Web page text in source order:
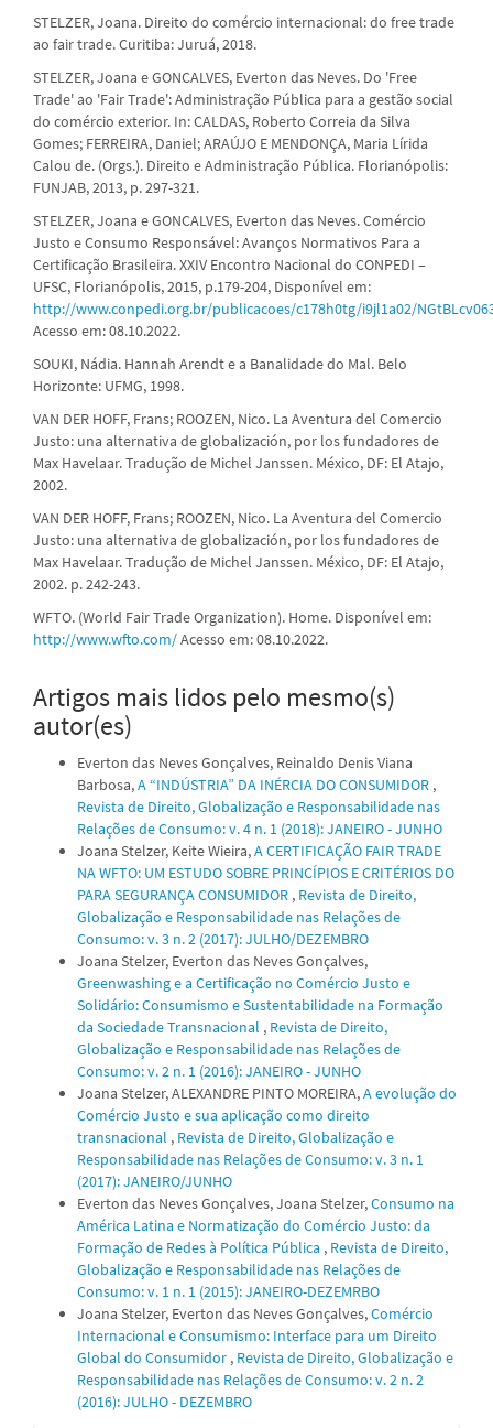
STELZER, Joana. Direito do comércio internacional: do free trade
ao fair trade. Curitiba: Juruá, 2018.
STELZER, Joana e GONCALVES, Everton das Neves. Do 'Free
Trade' ao 'Fair Trade': Administração Pública para a gestão social
do comércio exterior. In: CALDAS, Roberto Correia da Silva
Gomes; FERREIRA, Daniel; ARAÚJO E MENDONÇA, Maria Lírida
Calou de. (Orgs.). Direito e Administração Pública. Florianópolis:
FUNJAB, 2013, p. 297-321.
STELZER, Joana e GONCALVES, Everton das Neves. Comércio
Justo e Consumo Responsável: Avanços Normativos Para a
Certificação Brasileira. XXIV Encontro Nacional do CONPEDI –
UFSC, Florianópolis, 2015, p.179-204, Disponível em:
http://www.conpedi.org.br/publicacoes/c178h0tg/i9jl1a02/
Acesso em: 08.10.2022.
SOUKI, Nádia. Hannah Arendt e a Banalidade do Mal. Belo
Horizonte: UFMG, 1998.
VAN DER HOFF, Frans; ROOZEN, Nico. La Aventura del Comercio
Justo: una alternativa de globalización, por los fundadores de
Max Havelaar. Tradução de Michel Janssen. México, DF: El Atajo,
2002.
VAN DER HOFF, Frans; ROOZEN, Nico. La Aventura del Comercio
Justo: una alternativa de globalización, por los fundadores de
Max Havelaar. Tradução de Michel Janssen. México, DF: El Atajo,
2002. p. 242-243.
WFTO. (World Fair Trade Organization). Home. Disponível em:
http://www.wfto.com/Acesso em: 08.10.2022.
Artigos mais lidos pelo mesmo(s)
autor(es)
Everton das Neves Gonçalves, Reinaldo Denis Viana
Barbosa,A “INDÚSTRIA” DA INÉRCIA DO CONSUMIDOR ,
Revista de Direito, Globalização e Responsabilidade nas
Relações de Consumo: v. 4 n. 1 (2018): JANEIRO - JUNHO
Joana Stelzer, Keite Wieira,A CERTIFICAÇÃO FAIR TRADE
NA WFTO: UM ESTUDO SOBRE PRINCÍPIOS E CRITÉRIOS DO
PARA SEGURANÇA CONSUMIDOR , Revista de Direito,
Globalização e Responsabilidade nas Relações de
Consumo: v. 3 n. 2 (2017): JULHO/DEZEMBRO
Joana Stelzer, Everton das Neves Gonçalves,
Greenwashing e a Certificação no Comércio Justo e
Solidário: Consumismo e Sustentabilidade na Formação
da Sociedade Transnacional , Revista de Direito,
Globalização e Responsabilidade nas Relações de
Consumo: v. 2 n. 1 (2016): JANEIRO - JUNHO
Joana Stelzer, ALEXANDRE PINTO MOREIRA,A evolução do
Comércio Justo e sua aplicação como direito
transnacional , Revista de Direito, Globalização e
Responsabilidade nas Relações de Consumo: v. 3 n. 1
(2017): JANEIRO/JUNHO
Everton das Neves Gonçalves, Joana Stelzer,Consumo na
América Latina e Normatização do Comércio Justo: da
Formação de Redes à Política Pública , Revista de Direito,
Globalização e Responsabilidade nas Relações de
Consumo: v. 1 n. 1 (2015): JANEIRO-DEZEMRBO
Joana Stelzer, Everton das Neves Gonçalves,Comércio
Internacional e Consumismo: Interface para um Direito
Global do Consumidor , Revista de Direito, Globalização e
Responsabilidade nas Relações de Consumo: v. 2 n. 2
(2016): JULHO - DEZEMBRO